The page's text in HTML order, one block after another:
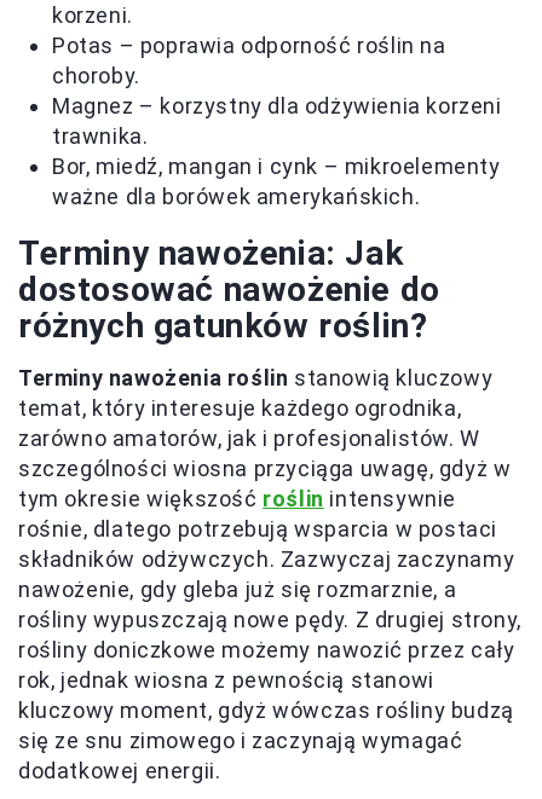
korzeni.
Potas – poprawia odporność roślin na
choroby.
Magnez – korzystny dla odżywienia korzeni
trawnika.
Bor, miedź, mangan i cynk – mikroelementy
ważne dla borówek amerykańskich.
Terminy nawożenia: Jak
dostosować nawożenie do
różnych gatunków roślin?
Terminy nawożenia roślin stanowią kluczowy
temat, który interesuje każdego ogrodnika,
zarówno amatorów, jak i profesjonalistów. W
szczególności wiosna przyciąga uwagę, gdyż w
tym okresie większość roślin intensywnie
rośnie, dlatego potrzebują wsparcia w postaci
składników odżywczych. Zazwyczaj zaczynamy
nawożenie, gdy gleba już się rozmarznie, a
rośliny wypuszczają nowe pędy. Z drugiej strony,
rośliny doniczkowe możemy nawozić przez cały
rok, jednak wiosna z pewnością stanowi
kluczowy moment, gdyż wówczas rośliny budzą
się ze snu zimowego i zaczynają wymagać
dodatkowej energii.